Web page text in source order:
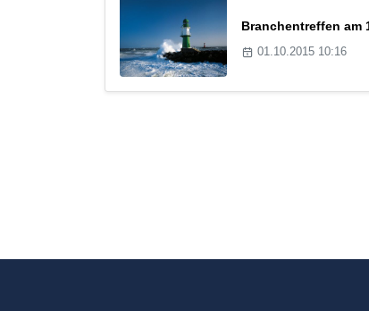
Branchentreffen am
01.10.2015 10:16